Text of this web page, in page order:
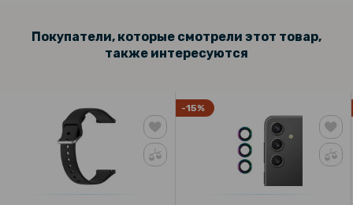
Покупатели, которые смотрели этот товар,
также интересуются
-15%